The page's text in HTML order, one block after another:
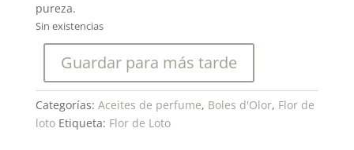
pureza.
Sin existencias
Guardar para más tarde
Categorías: Aceites de perfume, Boles d'Olor, Flor de
loto Etiqueta: Flor de Loto